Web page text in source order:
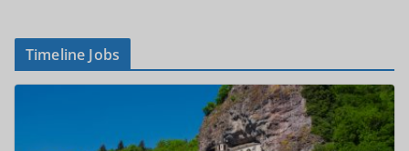
Timeline Jobs